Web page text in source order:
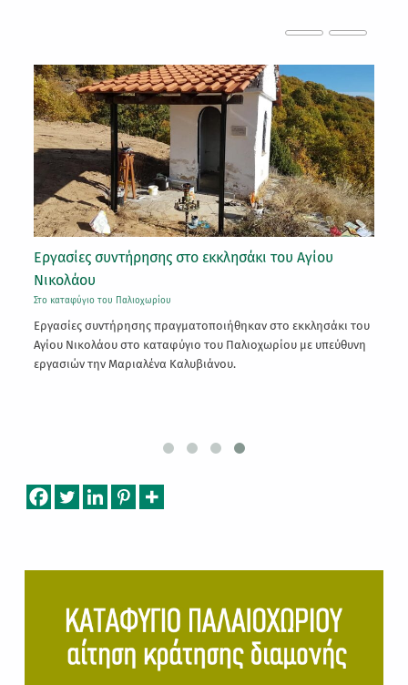
Εργασίες συντήρησης στο εκκλησάκι του Αγίου
Νικολάου
Στο καταφύγιο του Παλιοχωρίου
Εργασίες συντήρησης πραγματοποιήθηκαν στο εκκλησάκι του
Αγίου Νικολάου στο καταφύγιο του Παλιοχωρίου με υπεύθυνη
εργασιών την Μαριαλένα Καλυβιάνου.
Skip back to main navigation